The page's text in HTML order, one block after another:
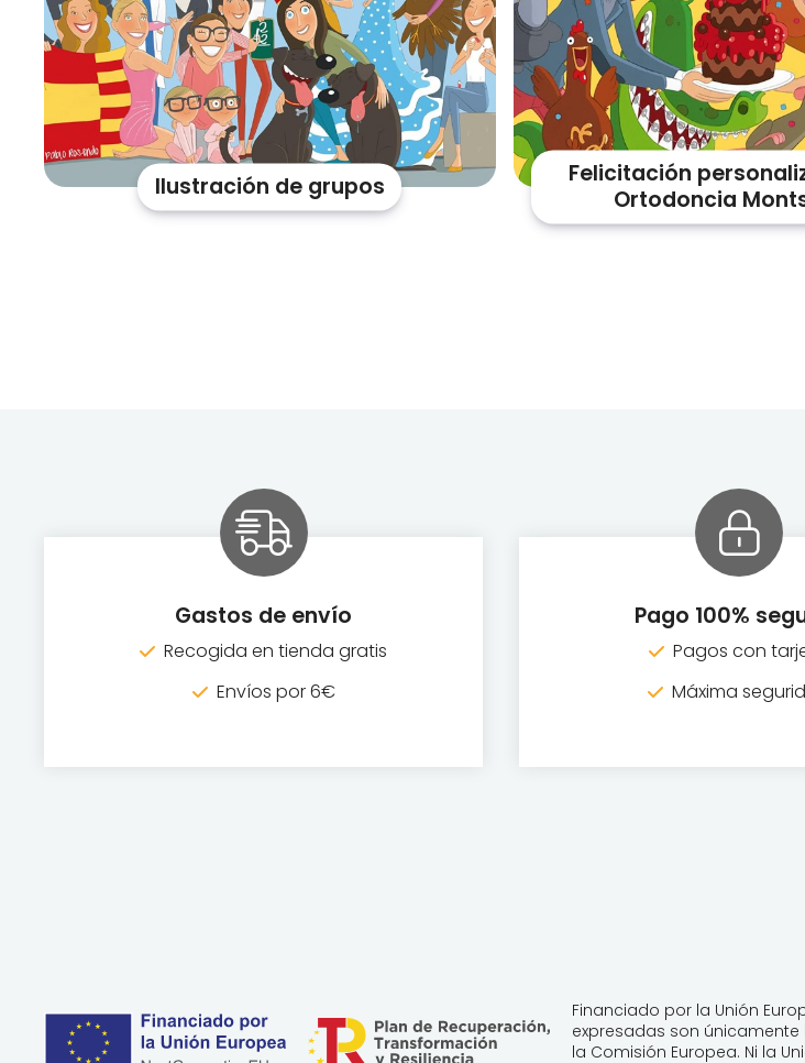
Ilustración de grupos
Felicitación
Ortodoncia
Gastos de envío
Recogida en tienda gratis
Envíos por 6€
Pago 100%
Pagos con
Máxima
Financiado por la Unión
expresadas son
la Comisión Europea. Ni la